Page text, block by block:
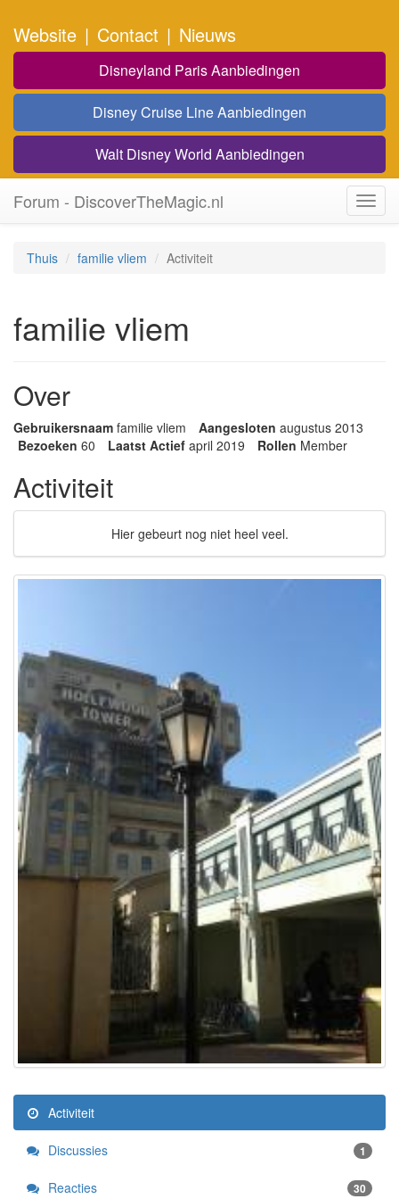
Website | Contact | Nieuws
Disneyland Paris Aanbiedingen
Disney Cruise Line Aanbiedingen
Walt Disney World Aanbiedingen
Forum - DiscoverTheMagic.nl
Thuis familie vliem Activiteit
familie vliem
Over
Gebruikersnaam familie vliem Aangesloten augustus 2013
Bezoeken 60 Laatst Actief april 2019 Rollen Member
Activiteit
Hier gebeurt nog niet heel veel.
Activiteit
Discussies 1
Reacties 30